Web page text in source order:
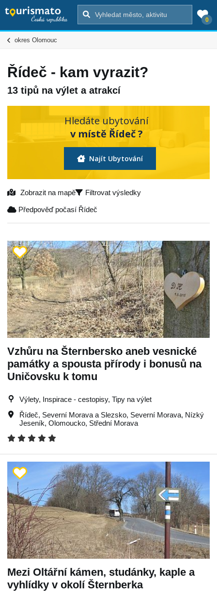
0
okres Olomouc
Řídeč - kam vyrazit?
13 tipů na výlet a atrakcí
Hledáte ubytování
v místě Řídeč ?
Najít Ubytování
Zobrazit na mapě Filtrovat výsledky
Předpověď počasí Řídeč
Vzhůru na Šternbersko aneb vesnické
památky a spousta přírody i bonusů na
Uničovsku k tomu
Výlety, Inspirace - cestopisy, Tipy na výlet
Řídeč, Severní Morava a Slezsko, Severní Morava, Nízký
Jeseník, Olomoucko, Střední Morava
Mezi Oltářní kámen, studánky, kaple a
vyhlídky v okolí Šternberka